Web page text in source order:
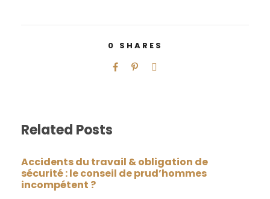
0 SHARES
Related Posts
Accidents du travail & obligation de
sécurité : le conseil de prud’hommes
incompétent ?